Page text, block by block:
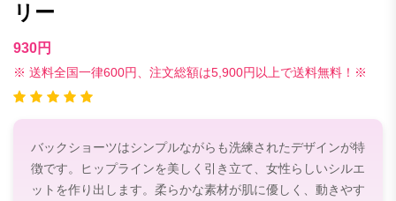
リー
930円
※ 送料全国一律600円、注文総額は5,900円以上で送料無料！※
バックショーツはシンプルながらも洗練されたデザインが特
徴です。ヒップラインを美しく引き立て、女性らしいシルエ
ットを作り出します。柔らかな素材が肌に優しく、動きやす